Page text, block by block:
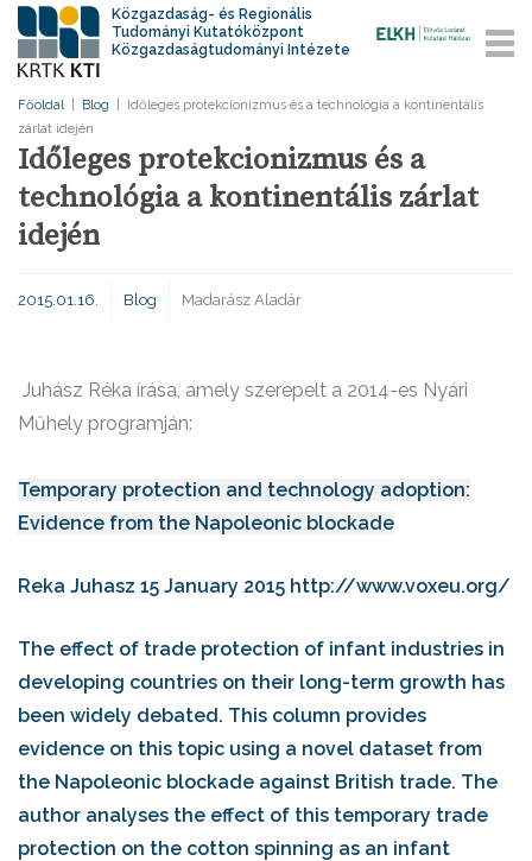
Közgazdaság- és Regionális
Tudományi Kutatóközpont
Közgazdaságtudományi Intézete
Főoldal Blog
Időleges protekcionizmus és a technológia a kontinentális
zárlat idején
Időleges protekcionizmus és a
technológia a kontinentális zárlat
idején
2015.01.16. Blog Madarász Aladár
Juhász Réka írása, amely szerepelt a 2014-es Nyári
Műhely programján:
Temporary protection and technology adoption:
Evidence from the Napoleonic blockade
Reka Juhasz 15 January 2015 http://www.voxeu.org/
The effect of trade protection of infant industries in
developing countries on their long-term growth has
been widely debated. This column provides
evidence on this topic using a novel dataset from
the Napoleonic blockade against British trade. The
author analyses the effect of this temporary trade
protection on the cotton spinning as an infant